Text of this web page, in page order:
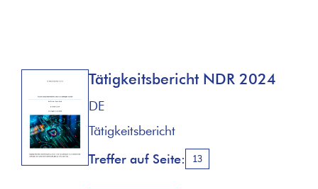
Tätigkeitsbericht NDR 2024
DE
Tätigkeitsbericht
Treffer auf Seite:
13